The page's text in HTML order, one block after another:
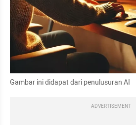
Gambar ini didapat dari penulusuran AI
ADVERTISEMENT